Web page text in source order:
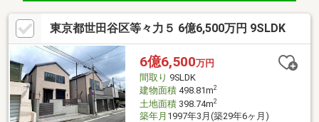
東京都世田谷区等々力５ 6億6,500万円 9SLDK
6億6,500万円
間取り 9SLDK
建物面積498.81m2
土地面積398.74m2
築年月 1997年3月(築29年6ヶ月)